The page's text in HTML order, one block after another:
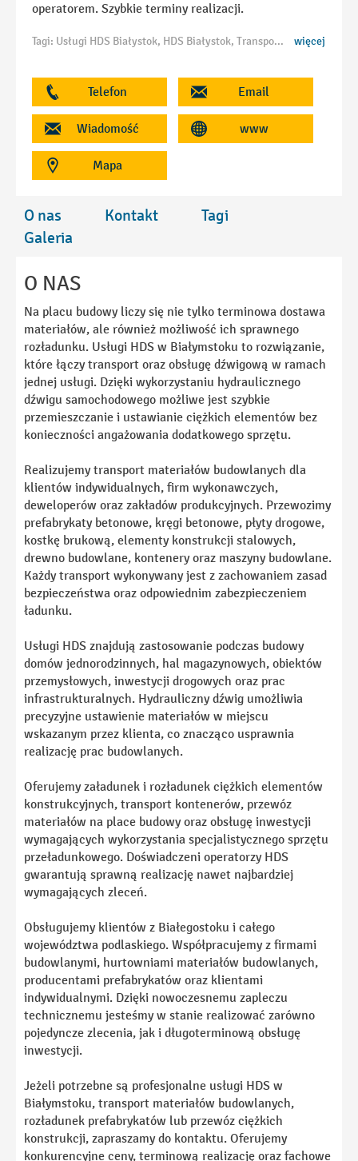
operatorem. Szybkie terminy realizacji.
Tagi: Usługi HDS Białystok, HDS Białystok, Transport HDS Białystok, Wynajem HDS Białystok, HDS z operatorem Białystok, Samochód HDS Białystok, Dźwig HDS Białystok, Usługi dźwigowe Białystok, Załadunek HDS Białystok, Rozładunek HDS Białystok, Transport materiałów budowlanych Białystok, Transport prefabrykatów Białystok, Transport kręgów betonowych Białystok, Transport kostki brukowej Białystok, Transport płyt drogowych Białystok, Transport konstrukcji stalowych Białystok, Transport drewna budowlanego Białystok, Transport kontenerów Białystok, Transport maszyn budowlanych Białystok, Usługi przeładunkowe Białystok, Dźwig samochodowy Białystok, HDS do rozładunku Białystok, Przewóz materiałów budowlanych Białystok, Wynajem dźwigu HDS Białystok, Transport wielkogabarytowy Białystok więcej
Telefon Email
Wiadomość www
Mapa
O nas Kontakt
Tagi
Galeria
O NAS
Na placu budowy liczy się nie tylko terminowa dostawa
materiałów, ale również możliwość ich sprawnego
rozładunku. Usługi HDS w Białymstoku to rozwiązanie,
które łączy transport oraz obsługę dźwigową w ramach
jednej usługi. Dzięki wykorzystaniu hydraulicznego
dźwigu samochodowego możliwe jest szybkie
przemieszczanie i ustawianie ciężkich elementów bez
konieczności angażowania dodatkowego sprzętu.
Realizujemy transport materiałów budowlanych dla
klientów indywidualnych, firm wykonawczych,
deweloperów oraz zakładów produkcyjnych. Przewozimy
prefabrykaty betonowe, kręgi betonowe, płyty drogowe,
kostkę brukową, elementy konstrukcji stalowych,
drewno budowlane, kontenery oraz maszyny budowlane.
Każdy transport wykonywany jest z zachowaniem zasad
bezpieczeństwa oraz odpowiednim zabezpieczeniem
ładunku.
Usługi HDS znajdują zastosowanie podczas budowy
domów jednorodzinnych, hal magazynowych, obiektów
przemysłowych, inwestycji drogowych oraz prac
infrastrukturalnych. Hydrauliczny dźwig umożliwia
precyzyjne ustawienie materiałów w miejscu
wskazanym przez klienta, co znacząco usprawnia
realizację prac budowlanych.
Oferujemy załadunek i rozładunek ciężkich elementów
konstrukcyjnych, transport kontenerów, przewóz
materiałów na place budowy oraz obsługę inwestycji
wymagających wykorzystania specjalistycznego sprzętu
przeładunkowego. Doświadczeni operatorzy HDS
gwarantują sprawną realizację nawet najbardziej
wymagających zleceń.
Obsługujemy klientów z Białegostoku i całego
województwa podlaskiego. Współpracujemy z firmami
budowlanymi, hurtowniami materiałów budowlanych,
producentami prefabrykatów oraz klientami
indywidualnymi. Dzięki nowoczesnemu zapleczu
technicznemu jesteśmy w stanie realizować zarówno
pojedyncze zlecenia, jak i długoterminową obsługę
inwestycji.
Jeżeli potrzebne są profesjonalne usługi HDS w
Białymstoku, transport materiałów budowlanych,
rozładunek prefabrykatów lub przewóz ciężkich
konstrukcji, zapraszamy do kontaktu. Oferujemy
konkurencyjne ceny, terminową realizację oraz fachowe